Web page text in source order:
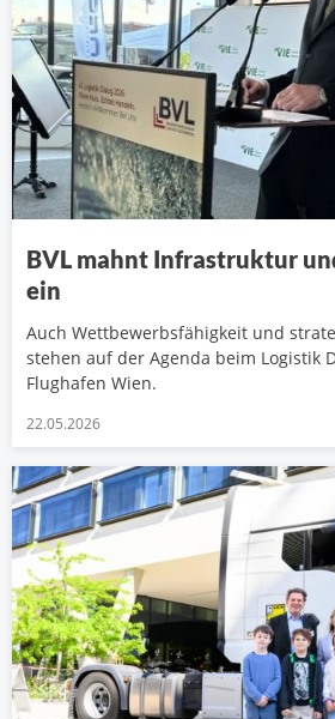
BVL mahnt Infrastruktur
ein
Auch Wettbewerbsfähigkeit und
stehen auf der Agenda beim Logistik
Flughafen Wien.
22.05.2026